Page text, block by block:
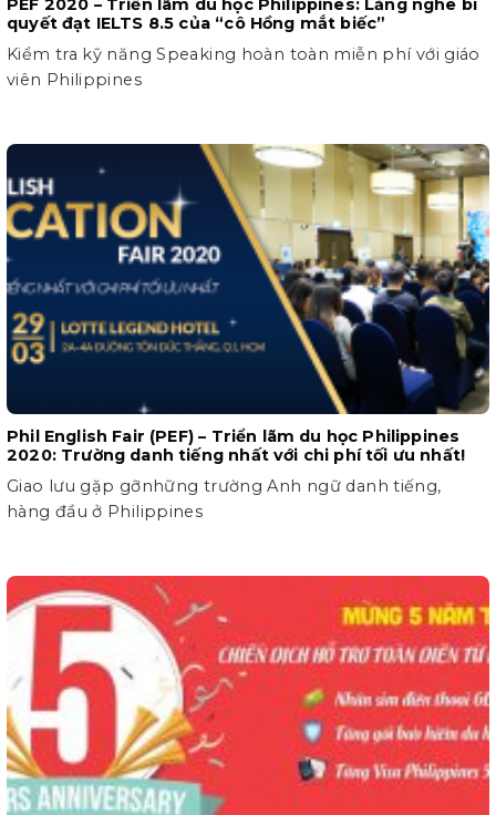
PEF 2020 – Triển lãm du học Philippines: Lắng nghe bí
quyết đạt IELTS 8.5 của “cô Hồng mắt biếc”
Kiểm tra kỹ năng Speaking hoàn toàn miễn phí với giáo
viên Philippines
Phil English Fair (PEF) – Triển lãm du học Philippines
2020: Trường danh tiếng nhất với chi phí tối ưu nhất!
Giao lưu gặp gỡnhững trường Anh ngữ danh tiếng,
hàng đầu ở Philippines